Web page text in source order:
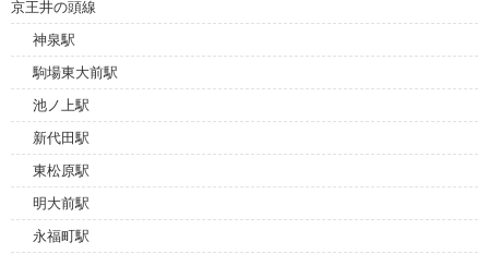
京王井の頭線
神泉駅
駒場東大前駅
池ノ上駅
新代田駅
東松原駅
明大前駅
永福町駅